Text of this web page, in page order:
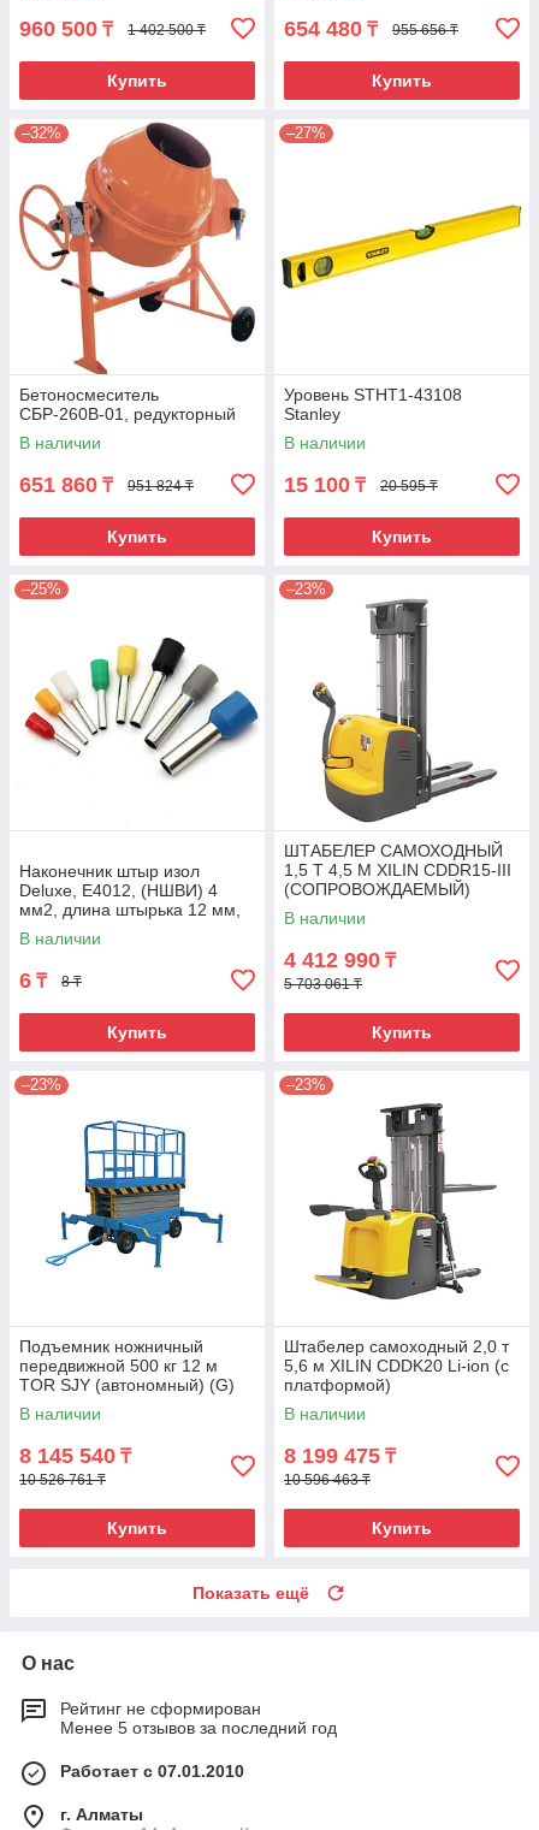
960 500 ₸ 1 402 500 ₸
Купить
654 480 ₸ 955 656 ₸
Купить
–32%
Бетоносмеситель
СБР-260В-01, редукторный
В наличии
651 860 ₸ 951 824 ₸
Купить
–27%
Уровень STHT1-43108
Stanley
В наличии
15 100 ₸ 20 595 ₸
Купить
–25%
Наконечник штыр изол
Deluxe, Е4012, (НШВИ) 4
мм2, длина штырька 12 мм,
(1000 шт/упак)
В наличии
6 ₸ 8 ₸
Купить
–23%
ШТАБЕЛЕР САМОХОДНЫЙ
1,5 Т 4,5 М XILIN CDDR15-III
(СОПРОВОЖДАЕМЫЙ)
В наличии
4 412 990 ₸
5 703 061 ₸
Купить
–23%
Подъемник ножничный
передвижной 500 кг 12 м
TOR SJY (автономный) (G)
В наличии
8 145 540 ₸
10 526 761 ₸
Купить
–23%
Штабелер самоходный 2,0 т
5,6 м XILIN CDDK20 Li-ion (с
платформой)
В наличии
8 199 475 ₸
10 596 463 ₸
Купить
Показать ещё
О нас
Рейтинг не сформирован
Менее 5 отзывов за последний год
Работает с 07.01.2010
г. Алматы